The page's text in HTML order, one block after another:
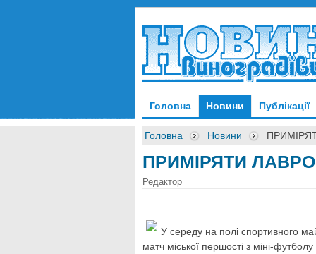
Головна Новини Публікації
Головна Новини
ПРИМІРЯТИ
Редактор
У середу на полі спортивного
матч міської першості з міні-